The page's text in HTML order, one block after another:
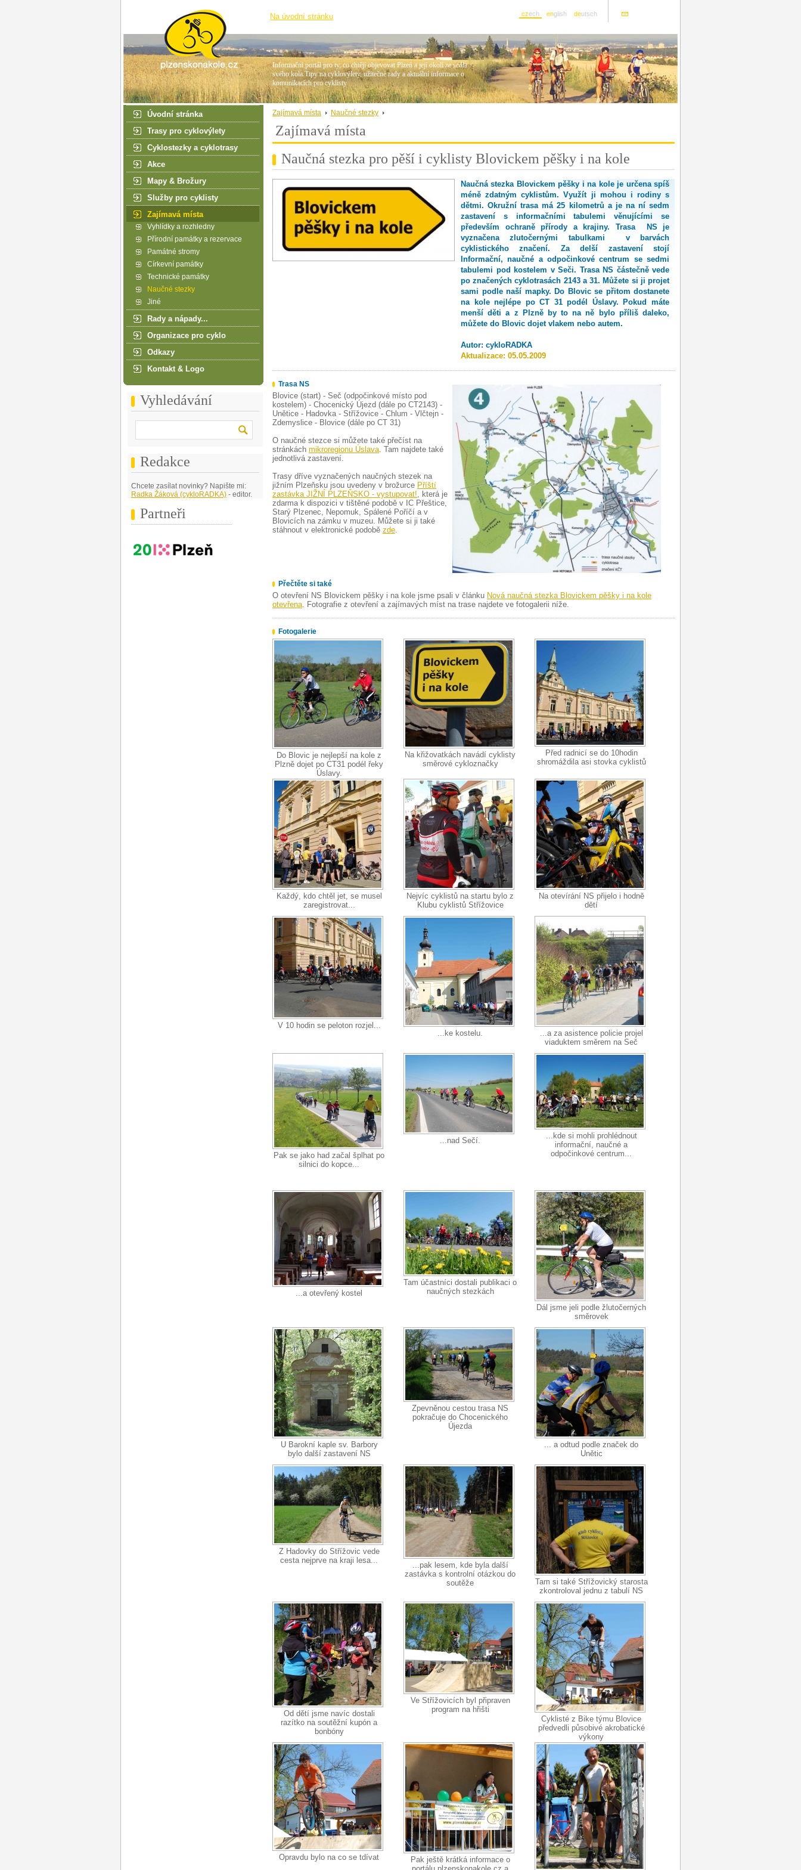
Na úvodní stránku czech english deutsch
Informační portál pro ty, co chtějí objevovat Plzeň a její okolí ze sedla
svého kola.Tipy na cyklovýlety, užitečné rady a aktuální informace o
komunikacích pro cyklisty
Úvodní stránka
Trasy pro cyklovýlety
Cyklostezky a cyklotrasy
Akce
Mapy & Brožury
Služby pro cyklisty
Zajímavá místa
Vyhlídky a rozhledny
Přírodní památky a rezervace
Památné stromy
Církevní památky
Technické památky
Naučné stezky
Jiné
Rady a nápady...
Organizace pro cyklo
Odkazy
Kontakt & Logo
Vyhledávání
Redakce
Chcete zasílat novinky? Napište mi:
Radka Žáková (cykloRADKA) - editor.
Partneři
Zajímavá místa Naučné stezky
Zajímavá místa
Naučná stezka pro pěší i cyklisty Blovickem pěšky i na kole
Naučná stezka Blovickem pěšky i na kole je určena spíš
méně zdatným cyklistům. Využít ji mohou i rodiny s
dětmi. Okružní trasa má 25 kilometrů a je na ní sedm
zastavení s informačními tabulemi věnujícími se
především ochraně přírody a krajiny. Trasa NS je
vyznačena zlutočernými tabulkami v barvách
cyklistického značení. Za delší zastavení stojí
Informační, naučné a odpočinkové centrum se sedmi
tabulemi pod kostelem v Seči. Trasa NS částečně vede
po značených cyklotrasách 2143 a 31. Můžete si ji projet
sami podle naší mapky. Do Blovic se přitom dostanete
na kole nejlépe po CT 31 podél Úslavy. Pokud máte
menší děti a z Plzně by to na ně bylo příliš daleko,
můžete do Blovic dojet vlakem nebo autem.
Autor: cykloRADKA
Aktualizace: 05.05.2009
Trasa NS
Blovice (start) - Seč (odpočinkové místo pod
kostelem) - Chocenický Újezd (dále po CT2143) -
Unětice - Hadovka - Střížovice - Chlum - Vlčtejn -
Zdemyslice - Blovice (dále po CT 31)
O naučné stezce si můžete také přečíst na
stránkách mikroregionu Úslava. Tam najdete také
jednotlivá zastavení.
Trasy dříve vyznačených naučných stezek na
jižním Plzeňsku jsou uvedeny v brožurce Příští
zastávka JIŽNÍ PLZEŇSKO - vystupovat!, která je
zdarma k dispozici v tištěné podobě v IC Přeštice,
Starý Plzenec, Nepomuk, Spálené Poříčí a v
Blovicích na zámku v muzeu. Můžete si ji také
stáhnout v elektronické podobě zde.
Přečtěte si také
O otevření NS Blovickem pěšky i na kole jsme psali v článku Nová naučná stezka Blovickem pěšky i na kole
otevřena. Fotografie z otevření a zajímavých míst na trase najdete ve fotogalerii níže.
Fotogalerie
Do Blovic je nejlepší na kole z
Plzně dojet po CT31 podél řeky
Úslavy.
Na křižovatkách navádí cyklisty
směrové cykloznačky
Před radnicí se do 10hodin
shromáždila asi stovka cyklistů
Každý, kdo chtěl jet, se musel
zaregistrovat...
Nejvíc cyklistů na startu bylo z
Klubu cyklistů Střížovice
Na otevírání NS přijelo i hodně
dětí
V 10 hodin se peloton rozjel...
...ke kostelu.
...a za asistence policie projel
viaduktem směrem na Seč
Pak se jako had začal šplhat po
silnici do kopce...
...nad Sečí.
...kde si mohli prohlédnout
informační, naučné a
odpočinkové centrum...
...a otevřený kostel
Tam účastníci dostali publikaci o
naučných stezkách
Dál jsme jeli podle žlutočerných
směrovek
U Barokní kaple sv. Barbory
bylo další zastavení NS
Zpevněnou cestou trasa NS
pokračuje do Chocenického
Újezda
... a odtud podle značek do
Unětic
Z Hadovky do Střížovic vede
cesta nejprve na kraji lesa...
...pak lesem, kde byla další
zastávka s kontrolní otázkou do
soutěže
Tam si také Střížovický starosta
zkontroloval jednu z tabulí NS
Od dětí jsme navíc dostali
razítko na soutěžní kupón a
bonbóny
Ve Střížovicích byl připraven
program na hřišti
Cyklisté z Bike týmu Blovice
předvedli působivé akrobatické
výkony
Opravdu bylo na co se tdívat
Pak ještě krátká informace o